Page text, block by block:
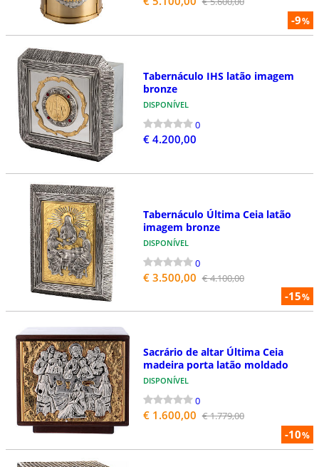
-9%
Tabernáculo IHS latão imagem
bronze
DISPONÍVEL
0
€ 4.200,00
-15%
Tabernáculo Última Ceia latão
imagem bronze
DISPONÍVEL
0
€ 3.500,00 € 4.100,00
-10%
Sacrário de altar Última Ceia
madeira porta latão moldado
DISPONÍVEL
0
€ 1.600,00 € 1.779,00